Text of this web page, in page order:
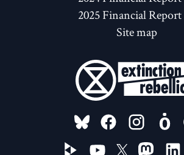
2025 Financial Report
Site map
FOLLOW US